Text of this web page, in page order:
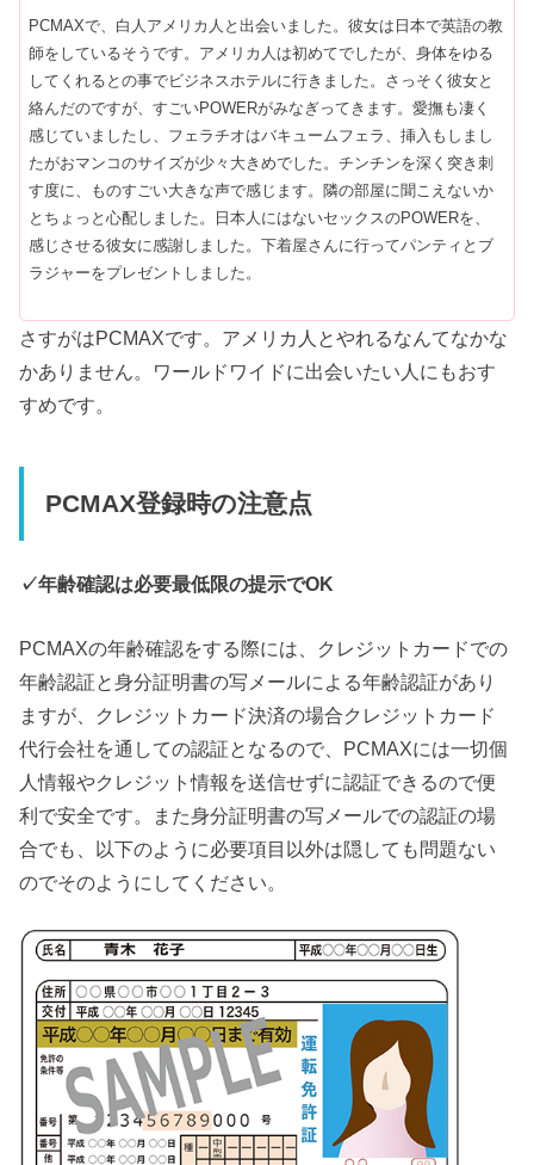
PCMAXで、白人アメリカ人と出会いました。彼女は日本で英語の教
師をしているそうです。アメリカ人は初めてでしたが、身体をゆる
してくれるとの事でビジネスホテルに行きました。さっそく彼女と
絡んだのですが、すごいPOWERがみなぎってきます。愛撫も凄く
感じていましたし、フェラチオはバキュームフェラ、挿入もしまし
たがおマンコのサイズが少々大きめでした。チンチンを深く突き刺
す度に、ものすごい大きな声で感じます。隣の部屋に聞こえないか
とちょっと心配しました。日本人にはないセックスのPOWERを、
感じさせる彼女に感謝しました。下着屋さんに行ってパンティとブ
ラジャーをプレゼントしました。
さすがはPCMAXです。アメリカ人とやれるなんてなかな
かありません。ワールドワイドに出会いたい人にもおす
すめです。
PCMAX登録時の注意点
✓年齢確認は必要最低限の提示でOK
PCMAXの年齢確認をする際には、クレジットカードでの
年齢認証と身分証明書の写メールによる年齢認証があり
ますが、クレジットカード決済の場合クレジットカード
代行会社を通しての認証となるので、PCMAXには一切個
人情報やクレジット情報を送信せずに認証できるので便
利で安全です。また身分証明書の写メールでの認証の場
合でも、以下のように必要項目以外は隠しても問題ない
のでそのようにしてください。